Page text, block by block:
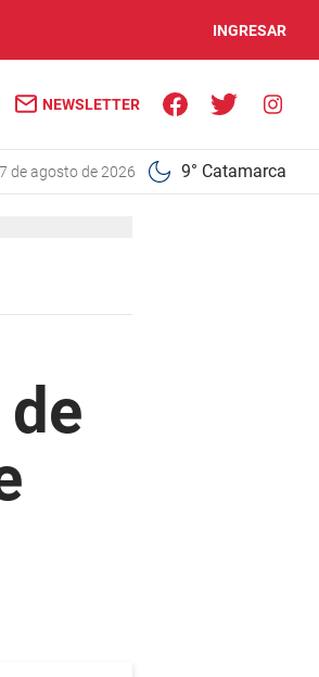
INGRESAR
NEWSLETTER
7 de agosto de 2026 9° Catamarca